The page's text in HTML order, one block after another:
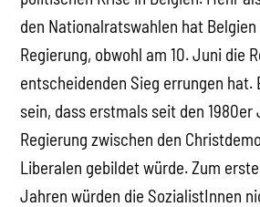
den Nationalratswahlen hat
Regierung, obwohl am 10. Juni die
entscheidenden Sieg errungen hat.
sein, dass erstmals seit den
Regierung zwischen den
Liberalen gebildet würde. Zum
Jahren würden die SozialistInnen